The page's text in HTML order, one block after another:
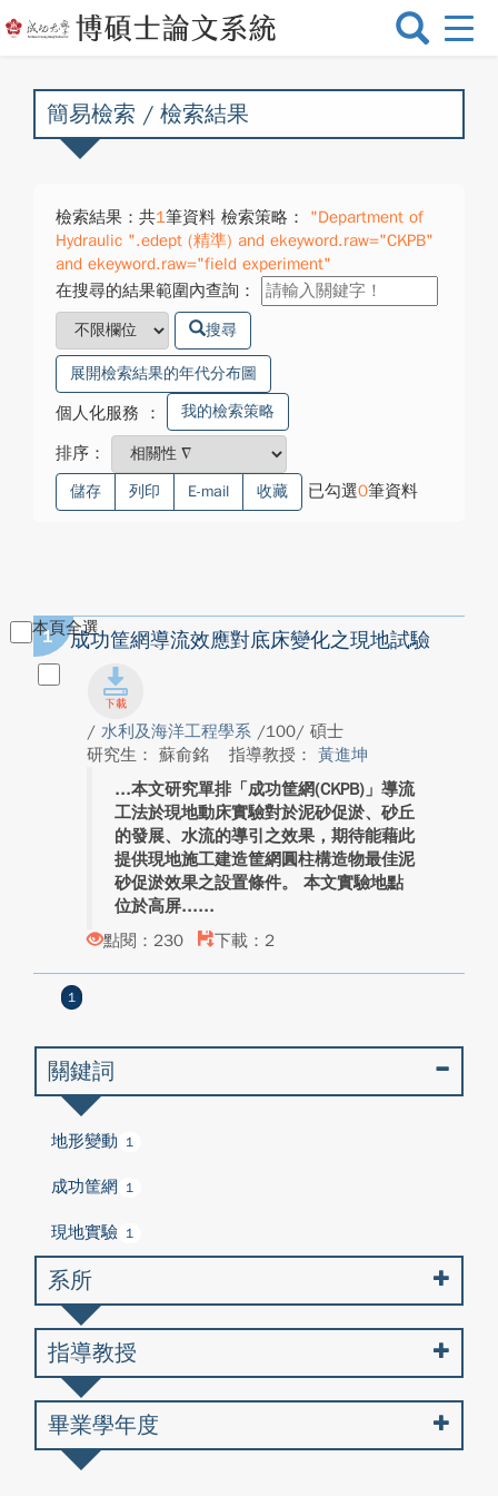
選
換
簡易檢索 / 檢索結果
檢索結果：共1筆資料 檢索策略：
"Department of
Hydraulic ".edept (精準) and ekeyword.raw="CKPB"
and ekeyword.raw="field experiment"
在搜尋的結果範圍內查詢：
搜尋
展開檢索結果的年代分布圖
個人化服務 ： 我的檢索策略
排序：
儲存 列印 E-mail 收藏 已勾選0筆資料
本頁全選
1 成功筐網導流效應對底床變化之現地試驗
/ 水利及海洋工程學系 /100/ 碩士
研究生： 蘇俞銘
指導教授： 黃進坤
本文研究單排「成功筐網(CKPB)」導流
工法於現地動床實驗對於泥砂促淤、砂丘
的發展、水流的導引之效果，期待能藉此
提供現地施工建造筐網圓柱構造物最佳泥
砂促淤效果之設置條件。 本文實驗地點
位於高屏...
點閱：230
下載：2
1
關鍵詞
地形變動 1
成功筐網 1
現地實驗 1
系所
指導教授
畢業學年度